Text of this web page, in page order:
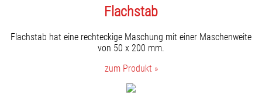
Flachstab
Flachstab hat eine rechteckige Maschung mit einer Maschenweite
von 50 x 200 mm.
zum Produkt »